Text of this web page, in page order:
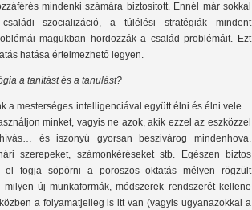
mindenki számára biztosított. Ennél már sokkal
szocializáció, a túlélési stratégiák mindent
magukban hordozzák a család problémáit. Ezt
hatása értelmezhető legyen.
a tanítást és a tanulást?
a mesterséges intelligenciával együtt élni és élni vele…
minket, vagyis ne azok, akik ezzel az eszközzel
és iszonyú gyorsan beszivárog mindenhova.
szerepeket, számonkéréseket stb. Egészen biztos
el fogja söpörni a poroszos oktatás mélyen rögzült
új munkaformák, módszerek rendszerét kellene
a folyamatjelleg is itt van (vagyis ugyanazokkal a